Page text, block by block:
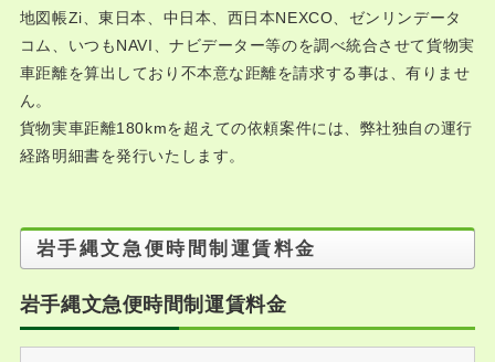
地図帳Zi、東日本、中日本、西日本NEXCO、ゼンリンデータ
コム、いつもNAVI、ナビデーター等のを調べ統合させて貨物実
車距離を算出しており不本意な距離を請求する事は、有りませ
ん。
貨物実車距離180kmを超えての依頼案件には、弊社独自の運行
経路明細書を発行いたします。
岩手縄文急便時間制運賃料金
岩手縄文急便時間制運賃料金